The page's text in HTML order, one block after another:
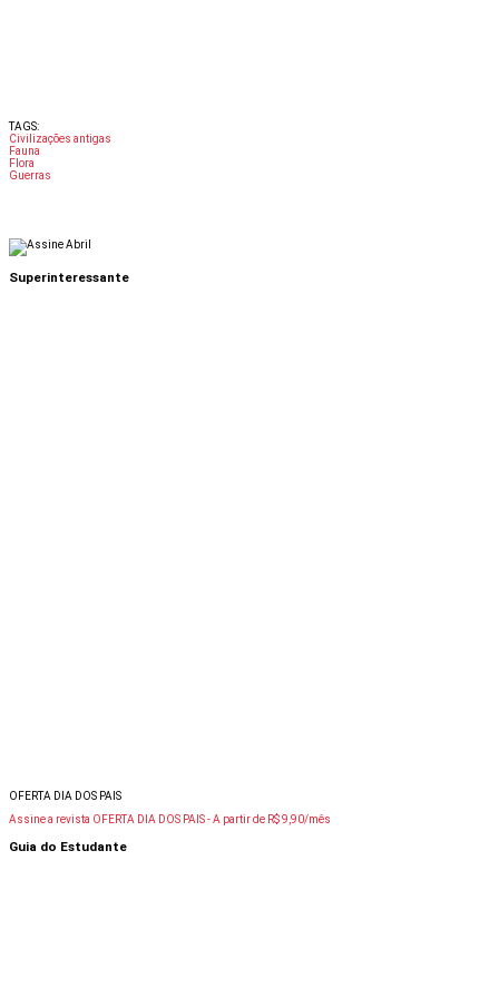
TAGS:
Civilizações antigas
Fauna
Flora
Guerras
Superinteressante
OFERTA DIA DOS PAIS
Assine a revista OFERTA DIA DOS PAIS -A partir de R$ 9,90/mês
Guia do Estudante